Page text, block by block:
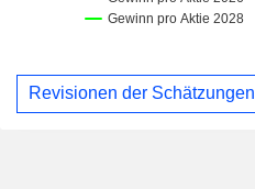
Revisionen der Schätzungen